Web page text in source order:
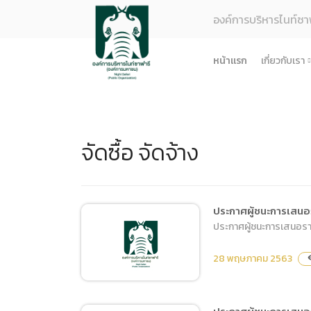
องค์การบริหารไนท์ซ
หน้าแรก เกี่ยวกับเรา
ข้อมูล
การจัด
ข้อบังคั
จัดซื้อ จัดจ้าง
ประกาศผู้ชนะการเส
ประกาศผู้ชนะการเสนอ
28 พฤษภาคม 2563